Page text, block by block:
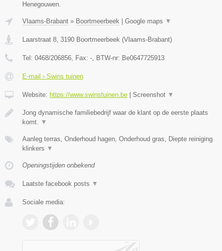
Henegouwen.
Vlaams-Brabant » Boortmeerbeek Google maps ▼
Laarstraat 8, 3190 Boortmeerbeek (Vlaams-Brabant)
Tel: 0468/206856, Fax: -, BTW-nr: Be0647725913
E-mail › Swins tuinen
Website: https://www.swinstuinen.be Screenshot ▼
Jong dynamische familiebedrijf waar de klant op de eerste plaats
komt. ▼
Aanleg terras, Onderhoud hagen, Onderhoud gras, Diepte reiniging
klinkers ▼
Openingstijden onbekend
Laatste facebook posts ▼
Sociale media: